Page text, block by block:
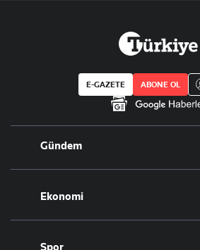
E-GAZETE ABONE OL
Gündem
Politika
Eğitim
Ekonomi
Borsa
Spor